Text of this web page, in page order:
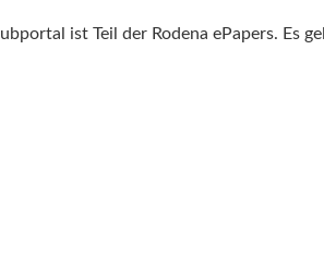
ist Teil der Rodena ePapers. Es